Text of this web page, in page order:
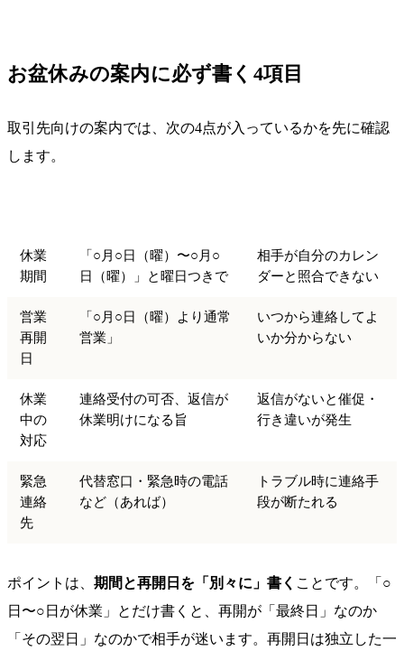
お盆休みの案内に必ず書く4項目
取引先向けの案内では、次の4点が入っているかを先に確認
します。
休業
期間
「○月○日（曜）〜○月○
日（曜）」と曜日つきで
相手が自分のカレン
ダーと照合できない
営業
再開
日
「○月○日（曜）より通常
営業」
いつから連絡してよ
いか分からない
休業
中の
対応
連絡受付の可否、返信が
休業明けになる旨
返信がないと催促・
行き違いが発生
緊急
連絡
先
代替窓口・緊急時の電話
など（あれば）
トラブル時に連絡手
段が断たれる
ポイントは、 期間と再開日を「別々に」書く ことです。「○
日〜○日が休業」とだけ書くと、再開が「最終日」なのか
「その翌日」なのかで相手が迷います。再開日は独立した一